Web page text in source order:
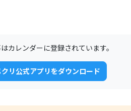
カレンダーに登録されています。
クリ公式アプリをダウンロード